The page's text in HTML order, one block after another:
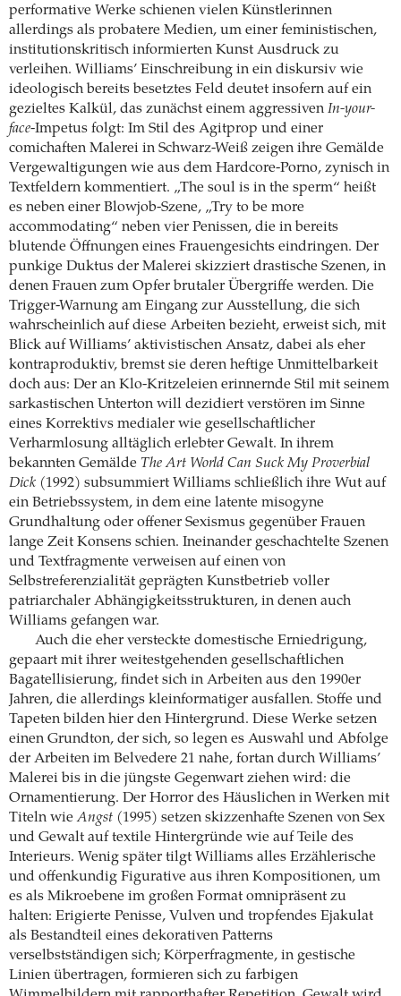
performative Werke schienen vielen Künstlerinnen
allerdings als probatere Medien, um einer feministischen,
institutionskritisch informierten Kunst Ausdruck zu
verleihen. Williams’ Einschreibung in ein diskursiv wie
ideologisch bereits besetztes Feld deutet insofern auf ein
gezieltes Kalkül, das zunächst einem aggressiven In-your-
face-Impetus folgt: Im Stil des Agitprop und einer
comichaften Malerei in Schwarz-Weiß zeigen ihre Gemälde
Vergewaltigungen wie aus dem Hardcore-Porno, zynisch in
Textfeldern kommentiert. „The soul is in the sperm“ heißt
es neben einer Blowjob-Szene, „Try to be more
accommodating“ neben vier Penissen, die in bereits
blutende Öffnungen eines Frauengesichts eindringen. Der
punkige Duktus der Malerei skizziert drastische Szenen, in
denen Frauen zum Opfer brutaler Übergriffe werden. Die
Trigger-Warnung am Eingang zur Ausstellung, die sich
wahrscheinlich auf diese Arbeiten bezieht, erweist sich, mit
Blick auf Williams’ aktivistischen Ansatz, dabei als eher
kontraproduktiv, bremst sie deren heftige Unmittelbarkeit
doch aus: Der an Klo-Kritzeleien erinnernde Stil mit seinem
sarkastischen Unterton will dezidiert verstören im Sinne
eines Korrektivs medialer wie gesellschaftlicher
Verharmlosung alltäglich erlebter Gewalt. In ihrem
bekannten Gemälde The Art World Can Suck My Proverbial
Dick (1992) subsummiert Williams schließlich ihre Wut auf
ein Betriebssystem, in dem eine latente misogyne
Grundhaltung oder offener Sexismus gegenüber Frauen
lange Zeit Konsens schien. Ineinander geschachtelte Szenen
und Textfragmente verweisen auf einen von
Selbstreferenzialität geprägten Kunstbetrieb voller
patriarchaler Abhängigkeitsstrukturen, in denen auch
Williams gefangen war.
Auch die eher versteckte domestische Erniedrigung,
gepaart mit ihrer weitestgehenden gesellschaftlichen
Bagatellisierung, findet sich in Arbeiten aus den 1990er
Jahren, die allerdings kleinformatiger ausfallen. Stoffe und
Tapeten bilden hier den Hintergrund. Diese Werke setzen
einen Grundton, der sich, so legen es Auswahl und Abfolge
der Arbeiten im Belvedere 21 nahe, fortan durch Williams’
Malerei bis in die jüngste Gegenwart ziehen wird: die
Ornamentierung. Der Horror des Häuslichen in Werken mit
Titeln wieAngst (1995) setzen skizzenhafte Szenen von Sex
und Gewalt auf textile Hintergründe wie auf Teile des
Interieurs. Wenig später tilgt Williams alles Erzählerische
und offenkundig Figurative aus ihren Kompositionen, um
es als Mikroebene im großen Format omnipräsent zu
halten: Erigierte Penisse, Vulven und tropfendes Ejakulat
als Bestandteil eines dekorativen Patterns
verselbstständigen sich; Körperfragmente, in gestische
Linien übertragen, formieren sich zu farbigen